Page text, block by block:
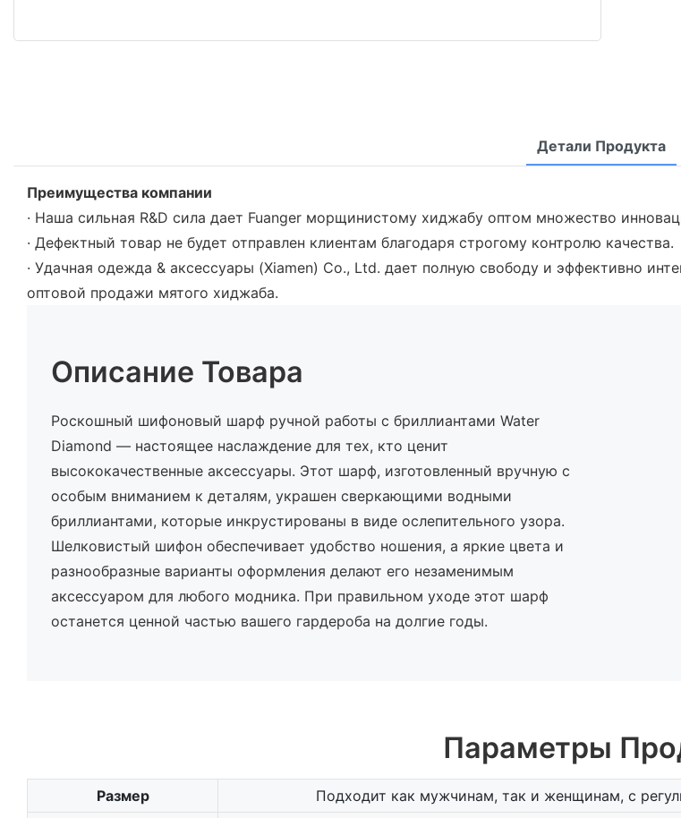
Детали Продукта
Преимущества компании
· Наша сильная R&D сила дает Fuanger морщинистому хиджабу оптом множество
· Дефектный товар не будет отправлен клиентам благодаря строгому контролю качества.
· Удачная одежда & аксессуары (Xiamen) Co., Ltd. дает полную свободу и эффективно
оптовой продажи мятого хиджаба.
Описание Товара
Роскошный шифоновый шарф ручной работы с бриллиантами Water
Diamond — настоящее наслаждение для тех, кто ценит
высококачественные аксессуары. Этот шарф, изготовленный вручную с
особым вниманием к деталям, украшен сверкающими водными
бриллиантами, которые инкрустированы в виде ослепительного узора.
Шелковистый шифон обеспечивает удобство ношения, а яркие цвета и
разнообразные варианты оформления делают его незаменимым
аксессуаром для любого модника. При правильном уходе этот шарф
останется ценной частью вашего гардероба на долгие годы.
Параметры
Размер
Подходит как мужчинам, так и женщинам, с